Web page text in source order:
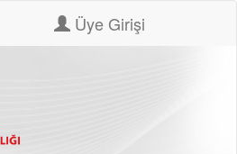
Üye Girişi